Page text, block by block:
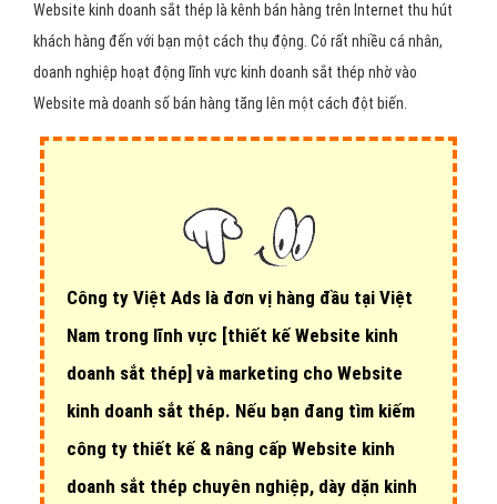
Website kinh doanh sắt thép là kênh bán hàng trên Internet thu hút
khách hàng đến với bạn một cách thụ động. Có rất nhiều cá nhân,
doanh nghiệp hoạt động lĩnh vực kinh doanh sắt thép nhờ vào
Website mà doanh số bán hàng tăng lên một cách đột biến.
Công ty Việt Ads là đơn vị hàng đầu tại Việt
Nam trong lĩnh vực [thiết kế Website kinh
doanh sắt thép] và marketing cho Website
kinh doanh sắt thép. Nếu bạn đang tìm kiếm
công ty thiết kế & nâng cấp Website kinh
doanh sắt thép chuyên nghiệp, dày dặn kinh